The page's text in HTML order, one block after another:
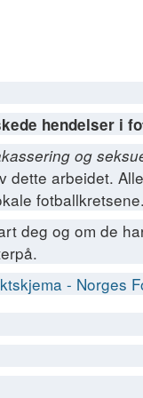
hendelser i
og
arbeidet.
fotballkretsene.
deg og om de
- Norges